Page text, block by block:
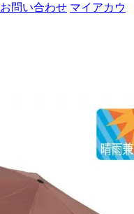
お問い合わせ マイアカウ